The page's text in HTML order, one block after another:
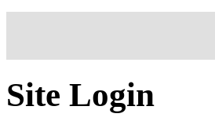
Site Login